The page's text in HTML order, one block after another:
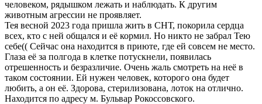
человеком, рядышком лежать и наблюдать. К другим
животным агрессии не проявляет.
Тея весной 2023 года пришла жить в СНТ, покорила сердца
всех, кто с ней общался и её кормил. Но никто не забрал Тею
себе(( Сейчас она находится в приюте, где ей совсем не место.
Глаза её за полгода в клетке потускнели, появилась
отрешенность и безразличие. Очень жаль смотреть на неё в
таком состоянии. Ей нужен человек, которого она будет
любить, а он её. Здорова, стерилизована, лоток на отлично.
Находится по адресу м. Бульвар Рокоссовского.